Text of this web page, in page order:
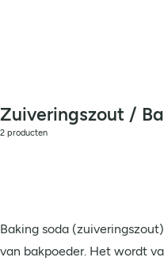
Zuiveringszout /
2 producten
Baking soda
van bakpoeder. Het wordt